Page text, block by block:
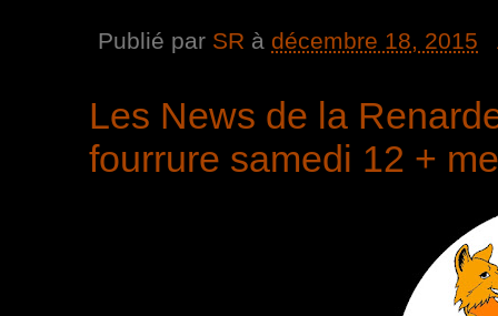
Publié par SR à décembre 18, 2015
Les News de la
fourrure samedi 12 +